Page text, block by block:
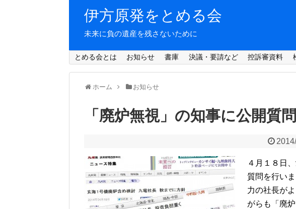
伊方原発をとめる会
未来に負の遺産を残さないために
とめる会とは お知らせ 書庫 決議・要請など 控訴審資料
ホーム お知らせ
「廃炉無視」の知事に公開質問
４月１８日
質問を行い
力の社長が
がらも「廃